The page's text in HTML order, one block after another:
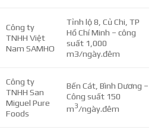
Công ty
TNHH Việt
Nam SAMHO
Tỉnh lộ 8, Củ Chi, TP
Hồ Chí Minh – công
suất 1,000
m3/ngày.đêm
Công ty
TNHH San
Miguel Pure
Foods
Bến Cát, Bình Dương –
Công suất 150
m3/ngày.đêm